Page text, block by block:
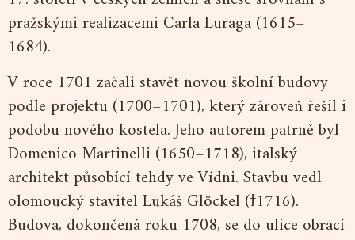
pražskými realizacemi Carla Luraga (1615–
1684).
V roce 1701 začali stavět novou školní budovy
podle projektu (1700–1701), který zároveň řešil i
podobu nového kostela. Jeho autorem patrně byl
Domenico Martinelli (1650–1718), italský
architekt působící tehdy ve Vídni. Stavbu vedl
olomoucký stavitel Lukáš Glöckel (ϯ1716).
Budova, dokončená roku 1708, se do ulice obrací